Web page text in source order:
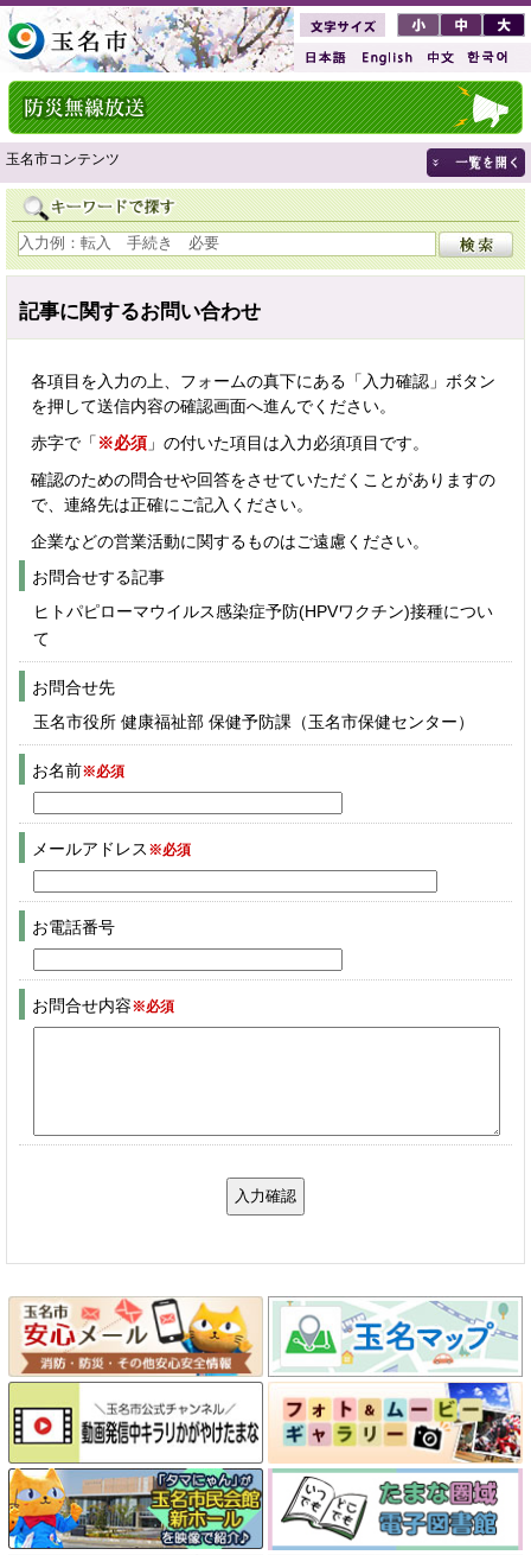
玉名市コンテンツ
記事に関するお問い合わせ
各項目を入力の上、フォームの真下にある「入力確認」ボタン
を押して送信内容の確認画面へ進んでください。
赤字で「 ※必須 」の付いた項目は入力必須項目です。
確認のための問合せや回答をさせていただくことがありますの
で、連絡先は正確にご記入ください。
企業などの営業活動に関するものはご遠慮ください。
お問合せする記事
ヒトパピローマウイルス感染症予防(HPVワクチン)接種につい
て
お問合せ先
玉名市役所 健康福祉部 保健予防課（玉名市保健センター）
お名前※必須
メールアドレス ※必須
お電話番号
お問合せ内容※必須